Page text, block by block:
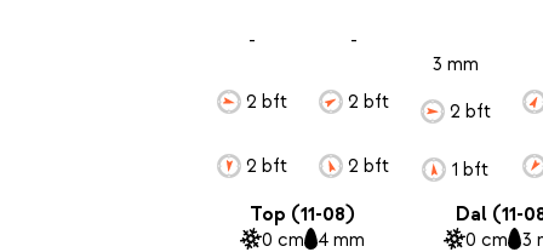
-
2 bft
2 bft
-
2 bft
2 bft
3 mm
2 bft
1 bft
Top (11-08)
0 cm 4 mm
Dal (11-
0 cm 3